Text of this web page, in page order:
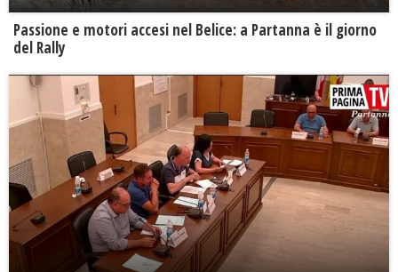
Passione e motori accesi nel Belice: a Partanna è il giorno
del Rally